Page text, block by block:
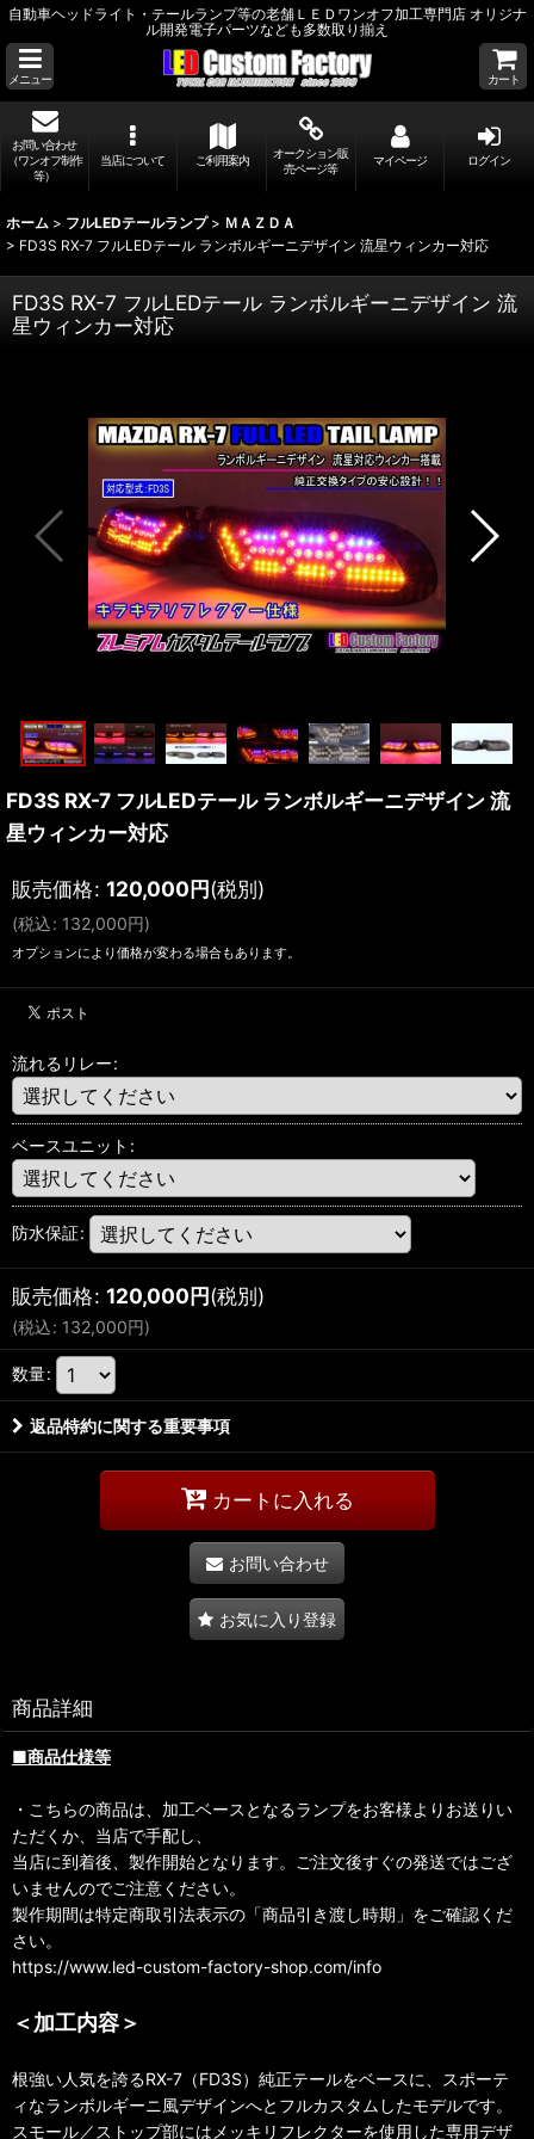
自動車ヘッドライト・テールランプ等の老舗ＬＥＤワンオフ加工専門店 オリジナ
ル開発電子パーツなども多数取り揃え
メニュー カート
お問い合わせ
（ワンオフ制作
等）
当店について ご利用案内
オークション販
売ページ等
マイページ ログイン
ホーム > フルLEDテールランプ > ＭＡＺＤＡ
> FD3S RX-7 フルLEDテール ランボルギーニデザイン 流星ウィンカー対応
FD3S RX-7 フルLEDテール ランボルギーニデザイン 流
星ウィンカー対応
FD3S RX-7 フルLEDテール ランボルギーニデザイン 流
星ウィンカー対応
販売価格: 120,000円(税別)
(税込: 132,000円)
オプションにより価格が変わる場合もあります。
流れるリレー:
ベースユニット :
防水保証:
販売価格: 120,000円(税別)
(税込: 132,000円)
数量:
返品特約に関する重要事項
カートに入れる
お問い合わせ
お気に入り登録
商品詳細
■商品仕様等
・こちらの商品は、加工ベースとなるランプをお客様よりお送りい
ただくか、当店で手配し、
当店に到着後、製作開始となります。ご注文後すぐの発送ではござ
いませんのでご注意ください。
製作期間は特定商取引法表示の「商品引き渡し時期」をご確認くだ
さい。
https://www.led-custom-factory-shop.com/info
＜加工内容＞
根強い人気を誇るRX-7（FD3S）純正テールをベースに、スポーテ
ィなランボルギーニ風デザインへとフルカスタムしたモデルです。
スモール／ストップ部にはメッキリフレクターを使用した専用デザ